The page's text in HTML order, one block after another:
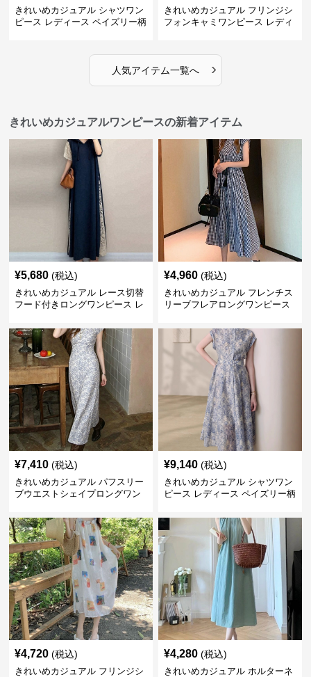
きれいめカジュアル シャツワン
ピース レディース ペイズリー柄
きれいめカジュアル フリンジシ
フォンキャミワンピース レディ
人気アイテム一覧へ ›
きれいめカジュアルワンピースの新着アイテム
¥5,680 (税込)
きれいめカジュアル レース切替
フード付きロングワンピース レ
大人ナチュラル 夏コーデ
¥4,960 (税込)
きれいめカジュアル フレンチス
リーブフレアロングワンピース
人ナチュラル ゆったり大きいサ
イズ 夏ワンピ
¥7,410 (税込)
きれいめカジュアル パフスリー
ブウエストシェイプロングワン
ブルー花柄 レトロ夏ワンピ
¥9,140 (税込)
きれいめカジュアル シャツワン
ピース レディース ペイズリー柄
レンチ風 大人ナチュラル
¥4,720 (税込)
きれいめカジュアル フリンジシ
¥4,280 (税込)
きれいめカジュアル ホルターネ